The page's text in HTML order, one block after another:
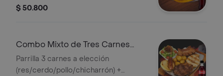
chorizo, tajada de maduro, aguacate y
$ 50.800
Combo Mixto de Tres Carnes
+Cocacola S/az 450 ml
Parrilla 3 carnes a elección
(res/cerdo/pollo/chicharrón) +